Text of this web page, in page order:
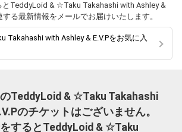
とTeddyLoid & ☆Taku Takahashi with Ashley &
する最新情報をメールでお届けいたします。
Takahashi with Ashley & E.V.Pをお気に入
TeddyLoid & ☆Taku Takahashi
のチケットはございません。
するとTeddyLoid & ☆Taku